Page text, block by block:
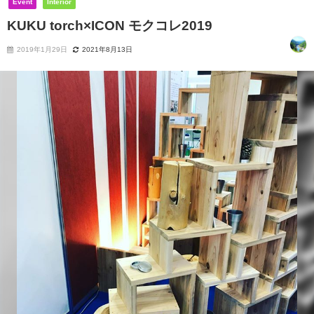
KUKU torch×ICON モクコレ2019
2019年1月29日 2021年8月13日